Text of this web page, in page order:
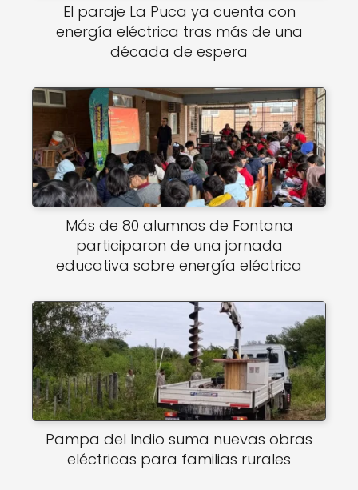
El paraje La Puca ya cuenta con
energía eléctrica tras más de una
década de espera
Más de 80 alumnos de Fontana
participaron de una jornada
educativa sobre energía eléctrica
Pampa del Indio suma nuevas obras
eléctricas para familias rurales